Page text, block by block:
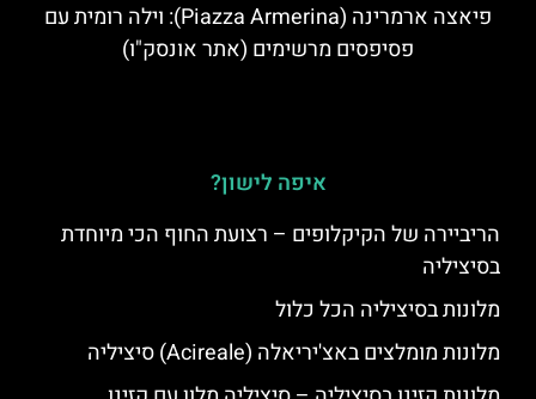
פיאצה ארמרינה (Piazza Armerina): וילה רומית עם
פסיפסים מרשימים (אתר אונסק"ו)
איפה לישון?
הריביירה של הקיקלופים – רצועת החוף הכי מיוחדת
בסיציליה
מלונות בסיציליה הכל כלול
מלונות מומלצים באצ'יריאלה (Acireale) סיציליה